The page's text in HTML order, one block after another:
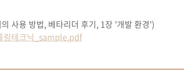
사용 방법, 베타리더 후기, 1장 '개발 환경')
링테크닉_sample.pdf